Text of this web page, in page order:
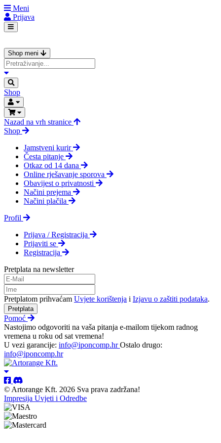
Meni
Prijava
Shop meni
Shop
Nazad na vrh stranice
Shop
Jamstveni kurir
Česta pitanje
Otkaz od 14 dana
Online rješavanje sporova
Obavijest o privatnosti
Načini prejema
Načini plačila
Profil
Prijava / Registracija
Prijaviti se
Registracija
Pretplata na newsletter
Pretplatom prihvaćam Uvjete korištenja i Izjavu o zaštiti podataka.
Pretplata
Pomoć
Nastojimo odgovoriti na vaša pitanja e-mailom tijekom radnog
vremena u roku od sat vremena!
U vezi garancije: info@iponcomp.hrOstalo drugo:
info@iponcomp.hr
© Artorange Kft. 2026 Sva prava zadržana!
Impresija Uvjeti i Odredbe